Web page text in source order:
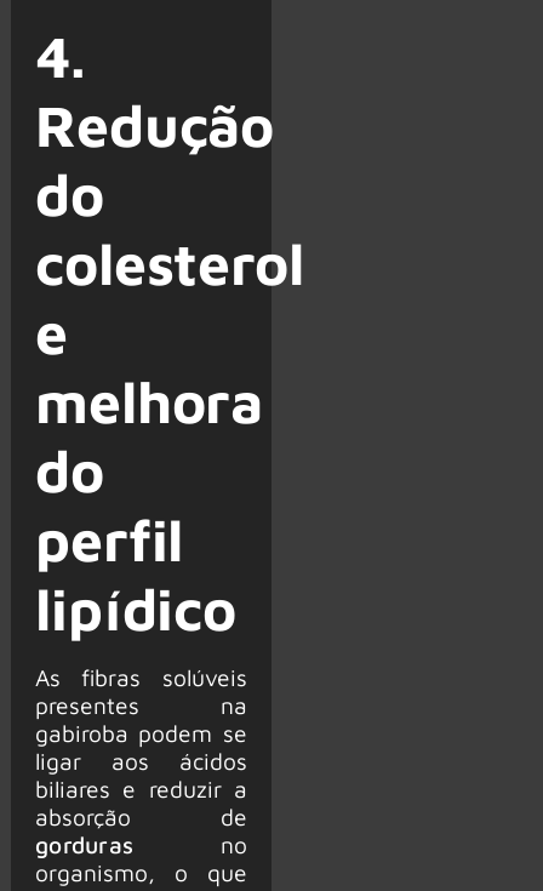
4.
Redução
do
colesterol
e
melhora
do
perfil
lipídico
As fibras solúveis
presentes na
gabiroba podem se
ligar aos ácidos
biliares e reduzir a
absorção de
gorduras no
organismo, o que